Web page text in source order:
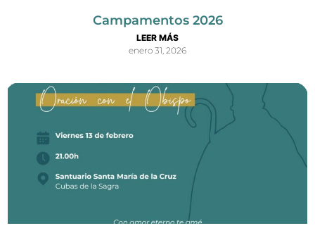
Campamentos 2026
LEER MÁS
enero 31, 2026